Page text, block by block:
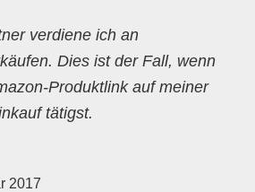
verdiene ich an
Dies ist der Fall, wenn
Produktlink auf meiner
tätigst.
2017